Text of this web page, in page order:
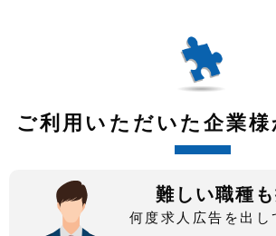
ご利用いただいた企業
難しい職種
何度求人広告を出し